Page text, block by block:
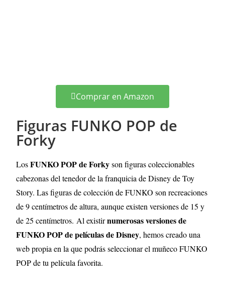
Comprar en Amazon
Figuras FUNKO POP de
Forky
LosFUNKO POP de Forkyson figuras coleccionables
cabezonas del tenedor de la franquicia de Disney de Toy
Story. Las figuras de colección de FUNKO son recreaciones
de 9 centímetros de altura, aunque existen versiones de 15 y
de 25 centímetros. Al existirnumerosas versiones de
FUNKO POP de películas de Disney, hemos creado una
web propia en la que podrás seleccionar el muñeco FUNKO
POP de tu película favorita.